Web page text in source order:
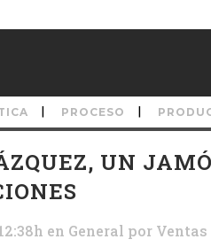
PROCESO
UN
en General por Ventas